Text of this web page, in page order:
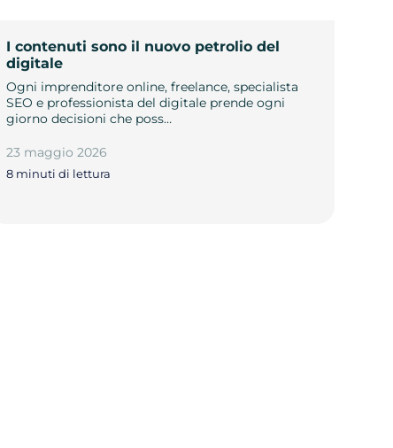
I contenuti sono il nuovo petrolio del
digitale
Ogni imprenditore online, freelance, specialista
SEO e professionista del digitale prende ogni
giorno decisioni che poss…
23 maggio 2026
8 minuti di lettura